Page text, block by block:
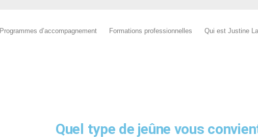
Programmes d’accompagnement Formations professionnelles Qui est Justine
Quel type de jeûne vous